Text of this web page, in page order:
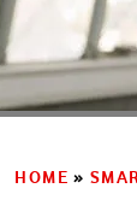
HOME »